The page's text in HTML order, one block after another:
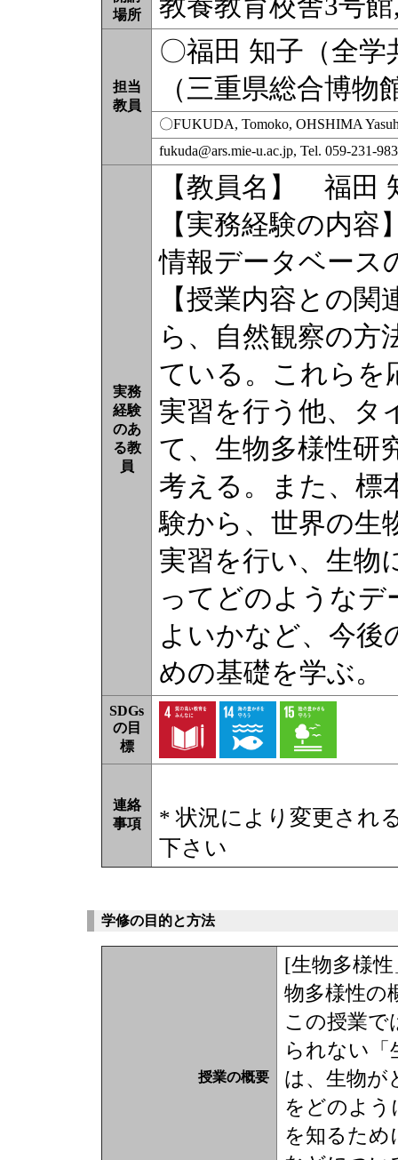
場所
担当
教員
〇福田 知子（全
（三重県総合博物
〇FUKUDA, Tomoko, OHSHIMA
fukuda@ars.mie-u.ac.jp, Tel. 059-231-
実務
経験
のあ
る教
員
【教員名】 福田
【実務経験の内
情報データベース
【授業内容との
ら、自然観察の方
ている。これらを
実習を行う他、タ
て、生物多様性研
考える。また、標
験から、世界の生
実習を行い、生物
ってどのような
よいかなど、今後
めの基礎を学ぶ。
SDGs
の目
標
連絡
事項
* 状況により変更され
下さい
学修の目的と方法
授業の概要
[生物多様
物多様性の
この授業で
られない「
は、生物が
をどのよう
を知るため